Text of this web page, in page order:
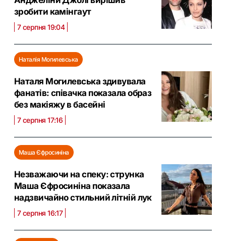
зробити камінгаут
7 серпня 19:04
Наталія Могилевська
Наталя Могилевська здивувала
фанатів: співачка показала образ
без макіяжу в басейні
7 серпня 17:16
Маша Єфросиніна
Незважаючи на спеку: струнка
Маша Єфросиніна показала
надзвичайно стильний літній лук
7 серпня 16:17